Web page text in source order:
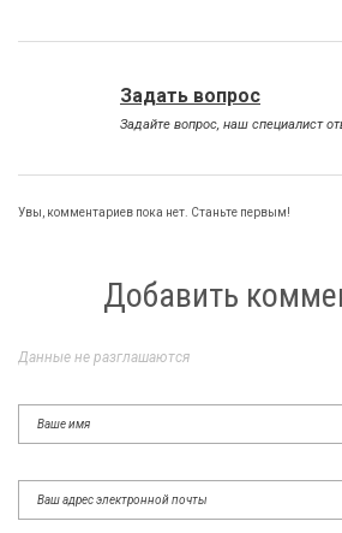
Задать вопрос
Задайте вопрос, наш специалист
Увы, комментариев пока нет. Станьте первым!
Добавить
Данные не разглашаются